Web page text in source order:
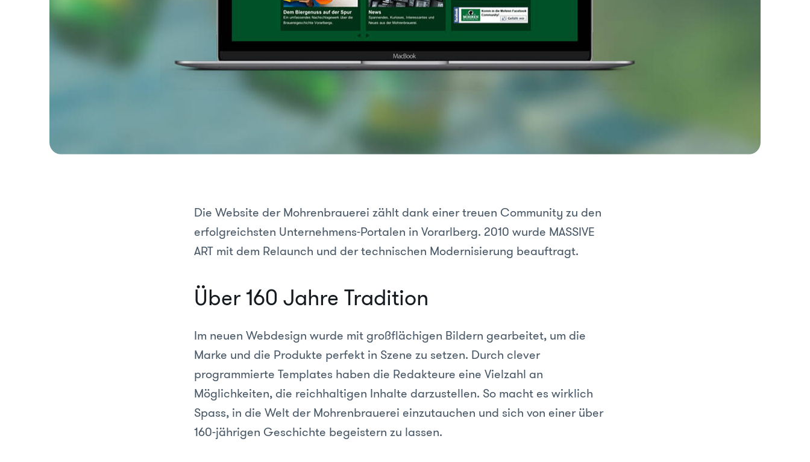
Die Website der Mohrenbrauerei zählt dank einer treuen Community zu den
erfolgreichsten Unternehmens-Portalen in Vorarlberg. 2010 wurde MASSIVE
ART mit dem Relaunch und der technischen Modernisierung beauftragt.
Über 160 Jahre Tradition
Im neuen Webdesign wurde mit großflächigen Bildern gearbeitet, um die
Marke und die Produkte perfekt in Szene zu setzen. Durch clever
programmierte Templates haben die Redakteure eine Vielzahl an
Möglichkeiten, die reichhaltigen Inhalte darzustellen. So macht es wirklich
Spass, in die Welt der Mohrenbrauerei einzutauchen und sich von einer über
160-jährigen Geschichte begeistern zu lassen.